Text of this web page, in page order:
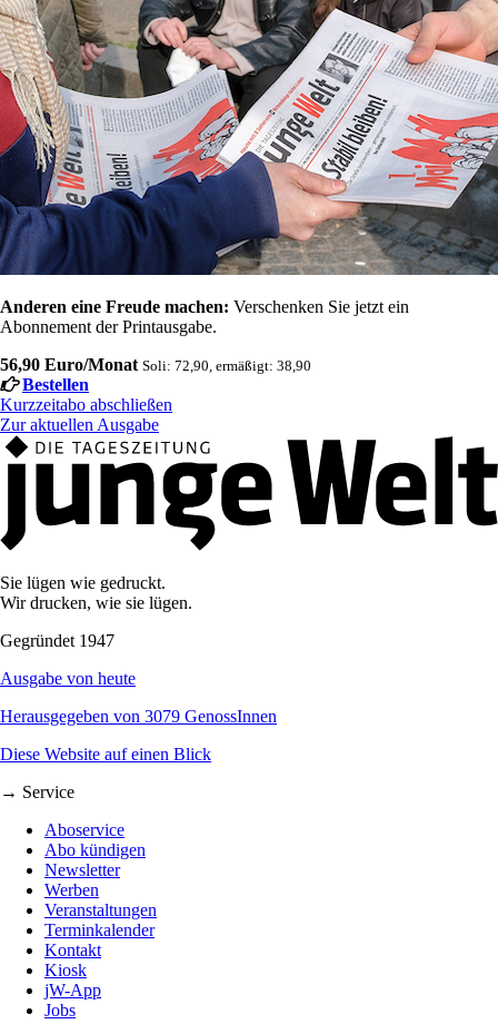
Anderen eine Freude machen: Verschenken Sie jetzt ein
Abonnement der Printausgabe.
56,90 Euro/Monat Soli: 72,90, ermäßigt: 38,90
Bestellen
Kurzzeitabo abschließen
Zur aktuellen Ausgabe
Sie lügen wie gedruckt.
Wir drucken, wie sie lügen.
Gegründet 1947
Ausgabe von heute
Herausgegeben von 3079 GenossInnen
Diese Website auf einen Blick
→ Service
Aboservice
Abo kündigen
Newsletter
Werben
Veranstaltungen
Terminkalender
Kontakt
Kiosk
jW-App
Jobs